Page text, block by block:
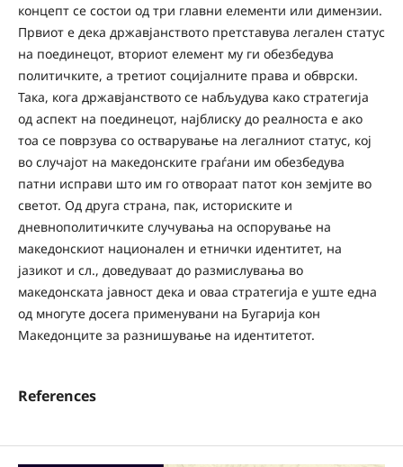
концепт се состои од три главни елементи или димензии.
Првиот е дека државјанството претставува легален статус
на поединецот, вториот елемент му ги обезбедува
политичките, а третиот социјалните права и обврски.
Така, кога државјанството се набљудува како стратегија
од аспект на поединецот, најблиску до реалноста е ако
тоа се поврзува со остварување на легалниот статус, кој
во случајот на македонските граѓани им обезбедува
патни исправи што им го отвораат патот кон земјите во
светот. Од друга страна, пак, историските и
дневнополитичките случувања на оспорување на
македонскиот национален и етнички идентитет, на
јазикот и сл., доведуваат до размислувања во
македонската јавност дека и оваа стратегија е уште една
од многуте досега применувани на Бугарија кон
Македонците за разнишување на идентитетот.
References